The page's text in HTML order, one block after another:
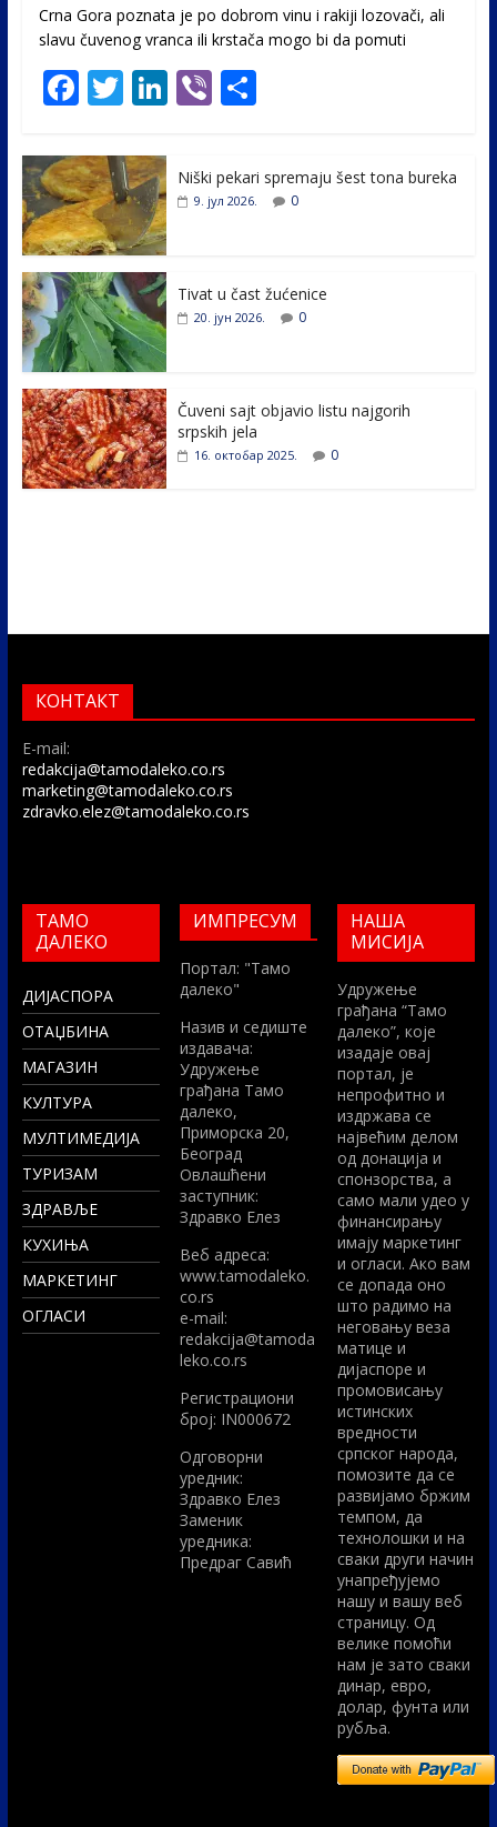
Crna Gora poznata je po dobrom vinu i rakiji lozovači, ali
slavu čuvenog vranca ili krstača mogo bi da pomuti
F
e
b
o
o
k
T
itt
er
Li
e
Vi
er
S
e
Niški pekari spremaju šest tona bureka
9. јул 2026. 0
Tivat u čast žućenice
20. јун 2026. 0
Čuveni sajt objavio listu najgorih
srpskih jela
16. октобар 2025. 0
КОНТАКТ
E-mail:
redakcija@tamodaleko.co.rs
marketing@tamodaleko.co.rs
zdravko.elez@tamodaleko.co.rs
ТАМО
ДАЛЕКО
ДИЈАСПОРА
ОТАЏБИНА
МАГАЗИН
КУЛТУРА
МУЛТИМЕДИЈА
ТУРИЗАМ
ЗДРАВЉЕ
КУХИЊА
МАРКЕТИНГ
ОГЛАСИ
ИМПРЕСУМ
Портал: "Тамо
далеко"
Назив и седиште
издавача:
Удружење
грађана Тамо
далеко,
Приморска 20,
Београд
Овлашћени
заступник:
Здравко Елез
Вeб адреса:
www.tamodaleko.
co.rs
e-mail:
redakcija@tamoda
leko.co.rs
Регистрациони
број: IN000672
Одговорни
уредник:
Здравко Елез
Заменик
уредника:
Предраг Савић
НАША
МИСИЈА
Удружење
грађана “Тамо
далеко”, које
изадаје овај
портал, је
непрофитно и
издржава се
највећим делом
од донација и
спонзорства, а
само мали удео у
финансирању
имају маркетинг
и огласи. Ако вам
се допада оно
што радимо на
неговању веза
матице и
дијаспоре и
промовисању
истинских
вредности
српског народа,
помозите да се
развијамо бржим
темпом, да
технолошки и на
сваки други начин
унапређујемо
нашу и вашу веб
страницу. Од
велике помоћи
нам је зато сваки
динар, евро,
долар, фунта или
рубља.